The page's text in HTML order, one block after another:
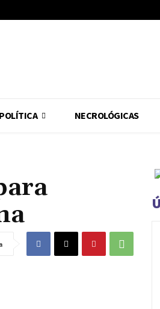
POLÍTICA NECROLÓGICAS